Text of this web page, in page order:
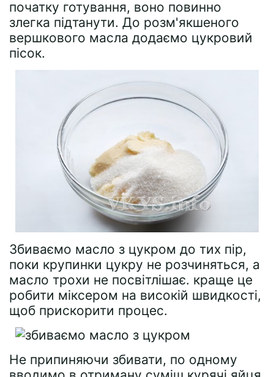
початку готування, воно повинно
злегка підтанути. До розм'якшеного
вершкового масла додаємо цукровий
пісок.
Збиваємо масло з цукром до тих пір,
поки крупинки цукру не розчиняться, а
масло трохи не посвітлішає. краще це
робити міксером на високій швидкості,
щоб прискорити процес.
Не припиняючи збивати, по одному